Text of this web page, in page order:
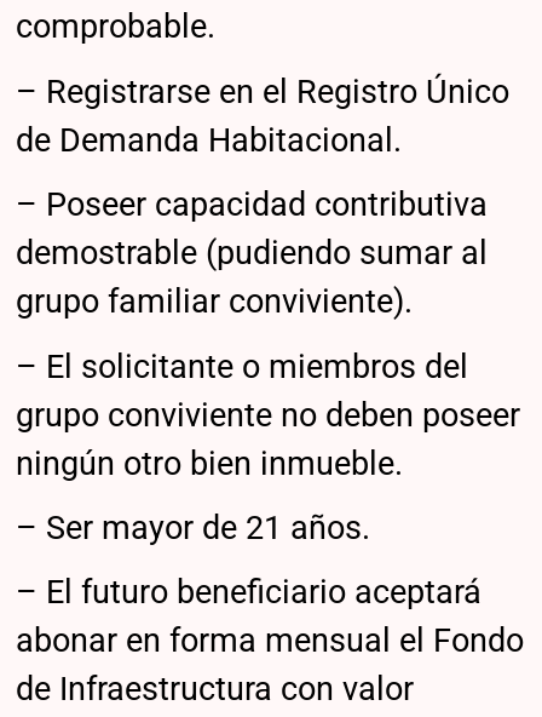
comprobable.
– Registrarse en el Registro Único
de Demanda Habitacional.
– Poseer capacidad contributiva
demostrable (pudiendo sumar al
grupo familiar conviviente).
– El solicitante o miembros del
grupo conviviente no deben poseer
ningún otro bien inmueble.
– Ser mayor de 21 años.
– El futuro beneficiario aceptará
abonar en forma mensual el Fondo
de Infraestructura con valor